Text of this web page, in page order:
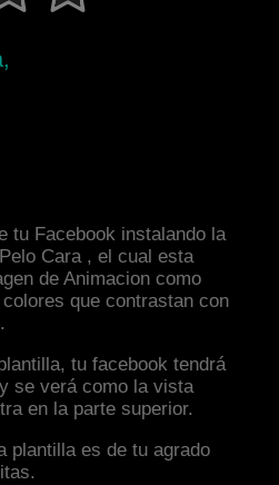
tu Facebook instalando la
Cara , el cual esta
de Animacion como
que contrastan con
tu facebook tendrá
se verá como la vista
en la parte superior.
plantilla es de tu agrado